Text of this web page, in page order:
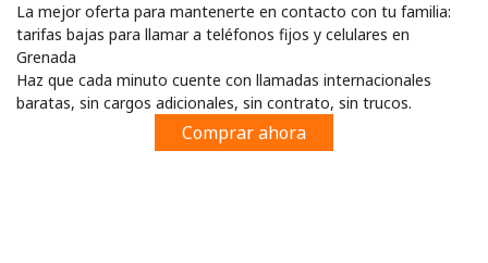
Regístrate con
o
La mejor oferta para mantenerte en contacto con tu familia:
tarifas bajas para llamar a teléfonos fijos y celulares en
Grenada
Haz que cada minuto cuente con llamadas internacionales
baratas, sin cargos adicionales, sin contrato, sin trucos.
Comprar ahora